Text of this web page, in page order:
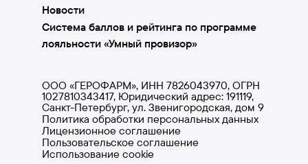
Новости
Система баллов и рейтинга по программе
лояльности «Умный провизор»
ООО «ГЕРОФАРМ», ИНН 7826043970, ОГРН
1027810343417, Юридический адрес: 191119,
Санкт-Петербург, ул. Звенигородская, дом 9
Политика обработки персональных данных
Лицензионное соглашение
Пользовательское соглашение
Использование cookie